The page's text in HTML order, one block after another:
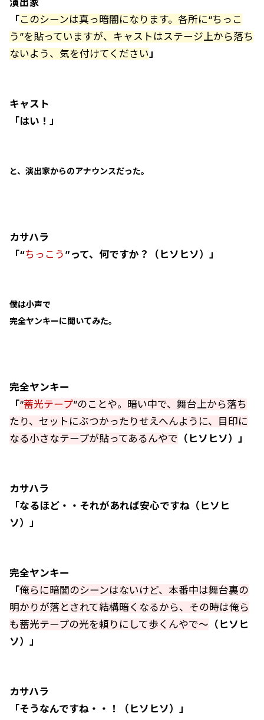
演出家
「このシーンは真っ暗闇になります。各所に“ちっこ
う”を貼っていますが、キャストはステージ上から落ち
ないよう、気を付けてください」
キャスト
「はい！」
と、演出家からのアナウンスだった。
カサハラ
「“ちっこう ”って、何ですか？（ヒソヒソ）」
僕は小声で
完全ヤンキーに聞いてみた。
完全ヤンキー
「“蓄光テープ”のことや。暗い中で、舞台上から落ち
たり、セットにぶつかったりせえへんように、目印に
なる小さなテープが貼ってあるんやで （ヒソヒソ）」
カサハラ
「なるほど・・それがあれば安心ですね（ヒソヒ
ソ）」
完全ヤンキー
「俺らに暗闇のシーンはないけど、本番中は舞台裏の
明かりが落とされて結構暗くなるから、その時は俺ら
も蓄光テープの光を頼りにして歩くんやで～ （ヒソヒ
ソ）」
カサハラ
「そうなんですね・・！（ヒソヒソ）」